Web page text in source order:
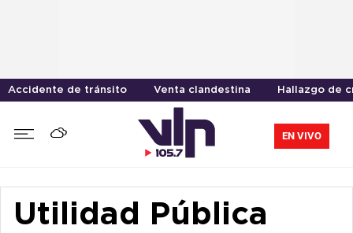
Accidente de tránsito Venta clandestina Hallazgo de
EN VIVO
Utilidad Pública